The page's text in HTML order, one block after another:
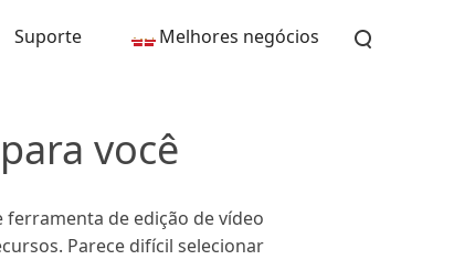
Suporte Melhores negócios
você
ferramenta de edição de vídeo
Parece difícil selecionar